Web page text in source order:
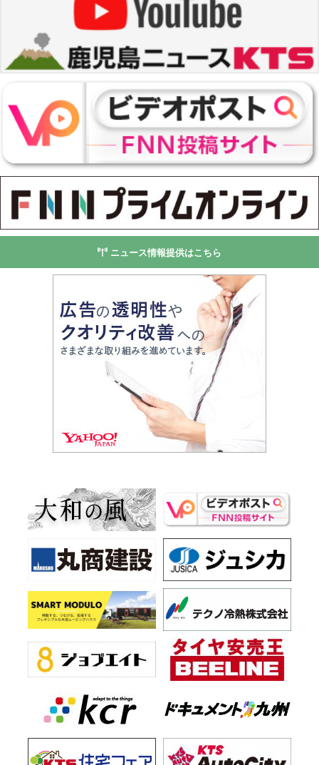
ニュース情報提供はこちら